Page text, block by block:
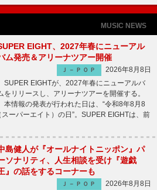
MUSIC NEWS
EIGHT、2027年春にニューアル
ム発売＆アリーナツアー開催
Ｊ－ＰＯＰ
2026年8月8日
SUPER EIGHTが、2027年春にニューアルバ
をリリースし、アリーナツアーを開催する。
本情報の発表が行われた日は、“令和8年8月8
ーパーエイト）の日”。SUPER EIGHTは、前
島健人が『オールナイトニッポン』パ
ソナリティ、人生相談を受け『遊戯
』の話をするコーナーも
Ｊ－ＰＯＰ
2026年8月8日